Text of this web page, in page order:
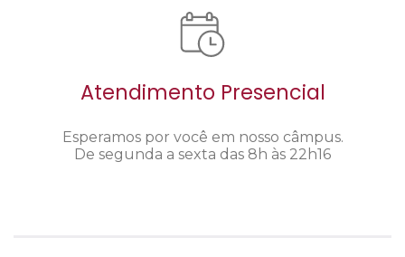
Atendimento Presencial
Esperamos por você em nosso câmpus.
De segunda a sexta das 8h às 22h16